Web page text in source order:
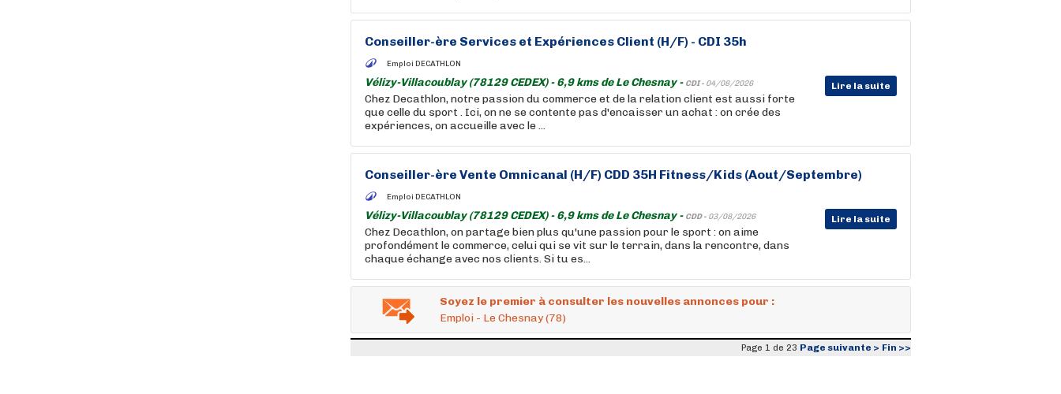
Conseiller-ère Services et Expériences Client (H/F) - CDI 35h
Emploi DECATHLON
Vélizy-Villacoublay (78129 CEDEX) - 6,9 kms de Le Chesnay - CDI - 04/08/2026 Lire la suite
Chez Decathlon, notre passion du commerce et de la relation client est aussi forte
que celle du sport . Ici, on ne se contente pas d'encaisser un achat : on crée des
expériences, on accueille avec le ...
Conseiller-ère Vente Omnicanal (H/F) CDD 35H Fitness/Kids (Aout/Septembre)
Emploi DECATHLON
Vélizy-Villacoublay (78129 CEDEX) - 6,9 kms de Le Chesnay - CDD - 03/08/2026 Lire la suite
Chez Decathlon, on partage bien plus qu'une passion pour le sport : on aime
profondément le commerce, celui qui se vit sur le terrain, dans la rencontre, dans
chaque échange avec nos clients. Si tu es...
Soyez le premier à consulter les nouvelles annonces pour :
Emploi - Le Chesnay (78)
Page 1 de 23 Page suivante > Fin >>